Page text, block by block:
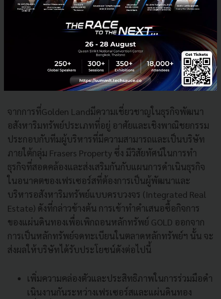
Frasers Property ได้อะไรจากดีลนี้
จากการที่Golden Landมีความเชี่ยวชาญในธุรกิจพัฒนา
อสังหาริมทรัพย์ประเภทที่อยู่ อาศัยและเชิงพาณิชยกรรม
ประกอบกับทีมผู้บริหารที่มีความสามารถและเป็นบริษัท
ภายใต้กลุ่ม Frasers Property ซึ่ง มีวิสัยทัศน์ในการทํา
ธุรกิจที่สอดคล้องและส่งเสริมกันกับแผนการดําเนินธุรกิจ
ในอนาคตของเฟรเซอร์สที่ต้องการเป็นผู้พัฒนาและ
บริหารอสังหาริมทรัพย์แบบครบวงจร (Integrated Real
Estate) ดังที่กล่าวข้างต้น การเข้าทําคําเสนอซื้อกิจการ
ของแผ่นดินทองเพื่อเพิกถอนหลักทรัพย์ GOLD ออกจาก
การเป็นหลักทรัพย์จดทะเบียนในตลาดหลักทรัพย์ฯ นั้น จะ
ส่งผลให้บริษัทได้รับประโยชน์ดังต่อไปนี้
เพิ่มความคล่องตัวและประสิทธิภาพในการร่วมมือดํา
เนินงานกันระหว่างเฟรเซอร์สและแผ่นดินทอง